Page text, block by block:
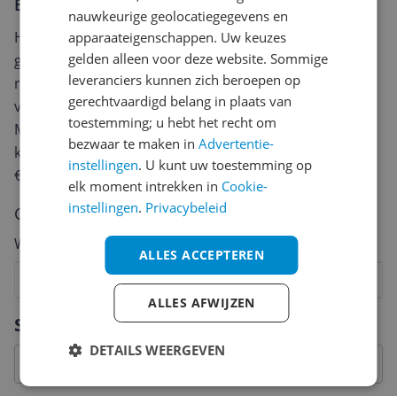
Specificaties
Er zijn nog geen reviews geschreven
Heb jij dit product in bezit en wil je graag je mening
geven? Start dan hieronder met het schrijven van je
review. Afhankelijk van de details duurt het schrijven
van een review gemiddeld tussen de 3 en 10 minuten.
Met jouw mening help je andere bezoekers een betere
keuze te maken én maak je iedere maand kans op
€250,-!
Klik hier voor de actievoorwaarden.
Cijfer
Welk cijfer geef jij dit product?
8
7
6
5
4
3
Vraag 1 van 4
nauwkeurige geolocatiegegevens en
apparaateigenschappen. Uw keuzes
gelden alleen voor deze website. Sommige
leveranciers kunnen zich beroepen op
gerechtvaardigd belang in plaats van
toestemming; u hebt het recht om
bezwaar te maken inAdvertentie-
instellingen. U kunt uw toestemming op
elk moment intrekken in Cookie-
instellingen. Privacybeleid
ALLES ACCEPTEREN
ALLES AFWIJZEN
DETAILS WEERGEVEN